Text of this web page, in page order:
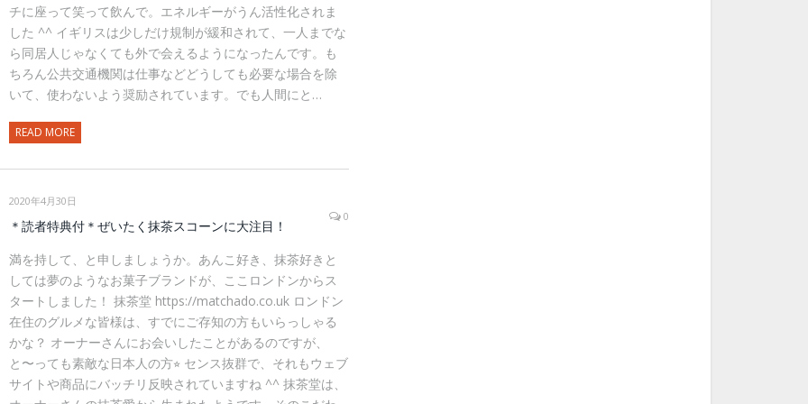
チに座って笑って飲んで。エネルギーがうん活性化されま
した ^^ イギリスは少しだけ規制が緩和されて、一人までな
ら同居人じゃなくても外で会えるようになったんです。も
ちろん公共交通機関は仕事などどうしても必要な場合を除
いて、使わないよう奨励されています。でも人間にと…
READ MORE
2020年4月30日
0
＊読者特典付＊ぜいたく抹茶スコーンに大注目！
満を持して、と申しましょうか。あんこ好き、抹茶好きと
しては夢のようなお菓子ブランドが、ここロンドンからス
タートしました！ 抹茶堂 https://matchado.co.uk ロンドン
在住のグルメな皆様は、すでにご存知の方もいらっしゃる
かな？ オーナーさんにお会いしたことがあるのですが、
と〜っても素敵な日本人の方⭐︎ センス抜群で、それもウェブ
サイトや商品にバッチリ反映されていますね ^^ 抹茶堂は、